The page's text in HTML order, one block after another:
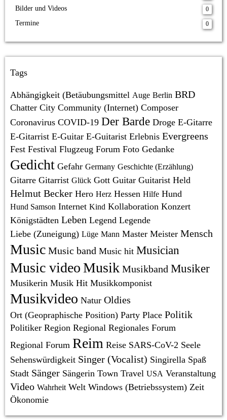
Bilder und Videos 0
Termine 0
Tags
Abhängigkeit (Betäubungsmittel Auge Berlin BRD
Chatter City Community (Internet) Composer
Coronavirus COVID-19 Der Barde Droge E-Gitarre
E-Gitarrist E-Guitar E-Guitarist Erlebnis Evergreens
Fest Festival Flugzeug Forum Foto Gedanke
Gedicht Gefahr Germany Geschichte (Erzählung)
Gitarre Gitarrist Glück Gott Guitar Guitarist Held
Helmut Becker Hero Herz Hessen Hilfe Hund
Hund Samson Internet Kind Kollaboration Konzert
Königstädten Leben Legend Legende
Liebe (Zuneigung) Lüge Mann Master Meister Mensch
Music Music band Music hit Musician
Music videoMusik Musikband Musiker
Musikerin Musik Hit Musikkomponist
Musikvideo Natur Oldies
Ort (Geopraphische Position) Party Place Politik
Politiker Region Regional Regionales Forum
Regional Forum Reim Reise SARS-CoV-2 Seele
Sehenswürdigkeit Singer (Vocalist) Singirella Spaß
Stadt Sänger Sängerin Town Travel USA Veranstaltung
Video Wahrheit Welt Windows (Betriebssystem) Zeit
Ökonomie